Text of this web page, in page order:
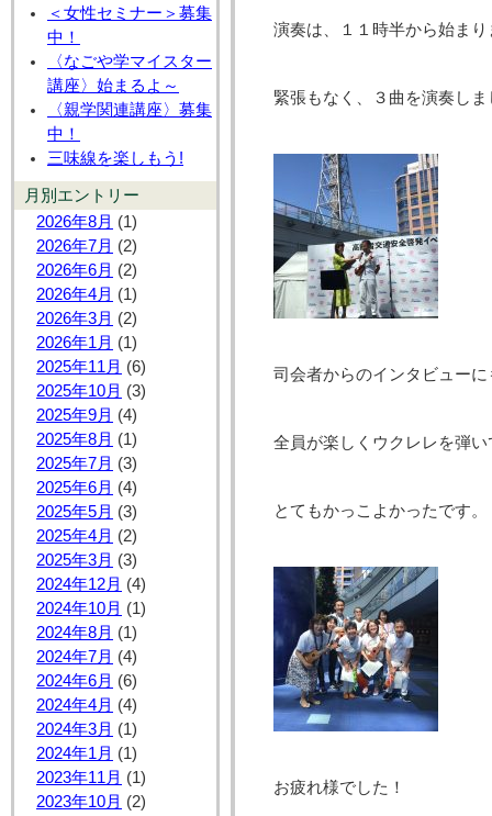
＜女性セミナー＞募集
中！
〈なごや学マイスター
講座〉始まるよ～
〈親学関連講座〉募集
中！
三味線を楽しもう!
月別エントリー
2026年8月 (1)
2026年7月 (2)
2026年6月 (2)
2026年4月 (1)
2026年3月 (2)
2026年1月 (1)
2025年11月 (6)
2025年10月 (3)
2025年9月 (4)
2025年8月 (1)
2025年7月 (3)
2025年6月 (4)
2025年5月 (3)
2025年4月 (2)
2025年3月 (3)
2024年12月 (4)
2024年10月 (1)
2024年8月 (1)
2024年7月 (4)
2024年6月 (6)
2024年4月 (4)
2024年3月 (1)
2024年1月 (1)
2023年11月 (1)
2023年10月 (2)
演奏は、１１時半から始まり
緊張もなく、３曲を演奏しま
司会者からのインタビュー
全員が楽しくウクレレを弾
とてもかっこよかったです。
お疲れ様でした！